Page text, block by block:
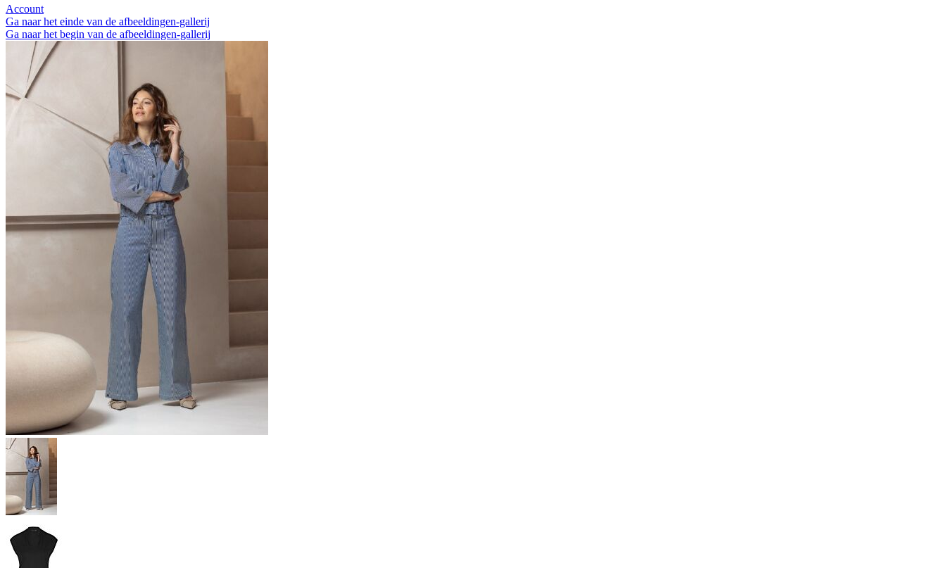
Account
Ga naar het einde van de afbeeldingen-gallerij
Ga naar het begin van de afbeeldingen-gallerij